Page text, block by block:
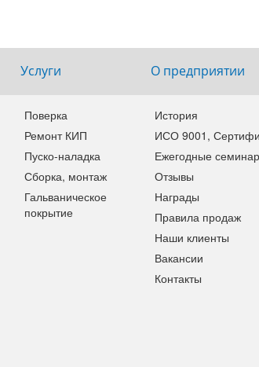
Услуги
Поверка
Ремонт КИП
Пуско-наладка
Сборка, монтаж
Гальваническое
покрытие
О предприятии
История
ИСО 9001,
Ежегодные
Отзывы
Награды
Правила продаж
Наши клиенты
Вакансии
Контакты